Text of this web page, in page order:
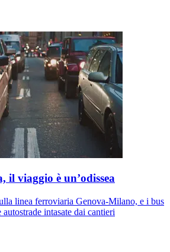
il viaggio è un’odissea
linea ferroviaria Genova-Milano, e i bus
intasate dai cantieri